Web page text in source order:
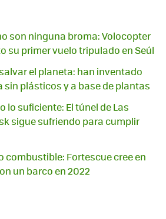
son ninguna broma: Volocopter
su primer vuelo tripulado en Seúl
el planeta: han inventado
plásticos y a base de plantas
lo suficiente: El túnel de Las
sigue sufriendo para cumplir
combustible: Fortescue cree en
un barco en 2022